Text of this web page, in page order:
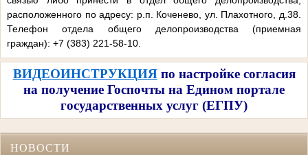
расположенного по адресу: р.п. Коченево, ул. Плахотного, д.38.
Телефон отдела общего делопроизводства (приемная
граждан): +7 (383) 221-58-10.
ВИДЕОИНСТРУКЦИЯпо настройке согласия
на получение Госпочты на Едином портале
государственных услуг (ЕГПУ)
НОВОСТИ